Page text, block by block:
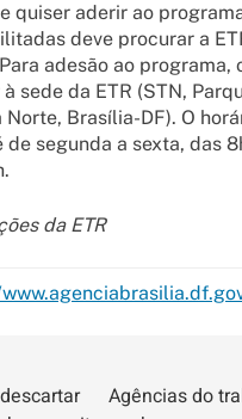
quiser aderir ao
deve procurar a
adesão ao programa,
sede da ETR (STN,
Norte, Brasília-DF). O
segunda a sexta, das
da ETR
Agências do